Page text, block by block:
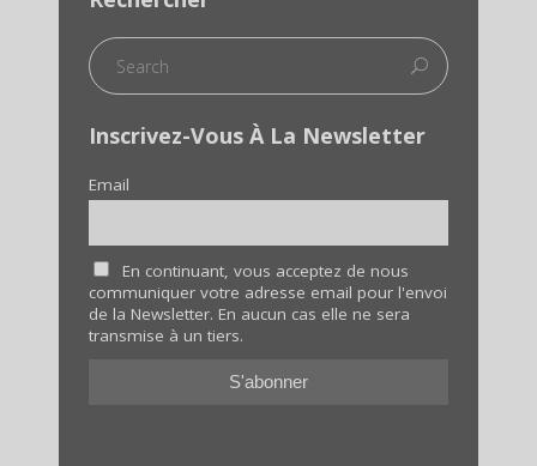
Inscrivez-Vous À La Newsletter
Email
En continuant, vous acceptez de nous
communiquer votre adresse email pour l'envoi
de la Newsletter. En aucun cas elle ne sera
transmise à un tiers.